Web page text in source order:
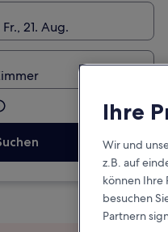
21. Aug.
Ihre
Wir und
z.B. auf
können Ihre
besuchen
Partnern